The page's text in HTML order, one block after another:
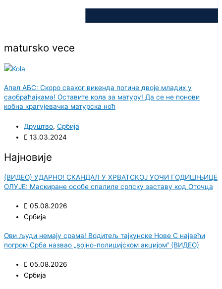
matursko vece
Апел АБС: Скоро сваког викенда погине двоје младих у
саобраћајкама! Оставите кола за матуру! Да се не понови
кобна крагујевачка матурска ноћ
Друштво, Србија
13.03.2024
Најновије
(ВИДЕО) УДАРНО! СКАНДАЛ У ХРВАТСКОЈ УОЧИ ГОДИШЊИЦЕ
ОЛУЈЕ: Маскиране особе спалиле српску заставу код Оточца
05.08.2026
Србија
Ови људи немају срама! Водитељ тајкунске Нове С највећи
погром Срба назвао „војно-полицијском акцијом“ (ВИДЕО)
05.08.2026
Србија